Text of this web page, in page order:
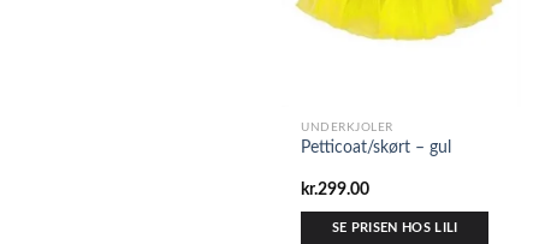
UNDERKJOLER
Petticoat/skørt – gul
kr.299.00
SE PRISEN HOS LILI